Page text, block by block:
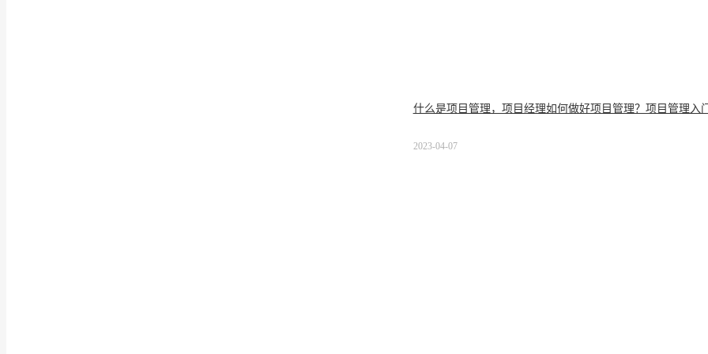
什么是项目管理，项目经理如何做好项目管理？项目管理入
2023-04-07